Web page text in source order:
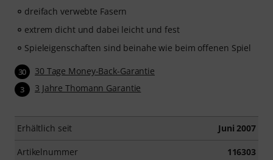
dreifach verwebte Fasern
extrem dicht und dabei leicht und fest
Spieleigenschaften sind beinahe wie beim offenen Spiel
30 30 Tage Money-Back-Garantie
3 3 Jahre Thomann Garantie
Erhältlich seit Juni 2007
Artikelnummer 116303